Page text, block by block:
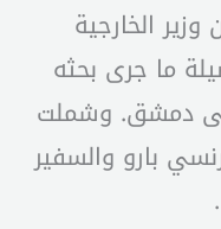
الخارجية
ما جرى بحثه
دمشق. وشملت
بارو والسفير